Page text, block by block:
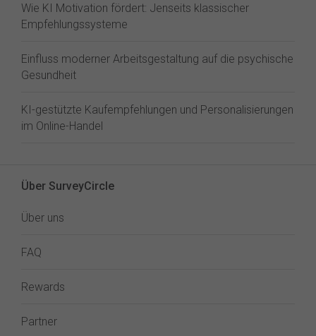
Wie KI Motivation fördert: Jenseits klassischer
Empfehlungssysteme
Einfluss moderner Arbeitsgestaltung auf die psychische
Gesundheit
KI-gestützte Kaufempfehlungen und Personalisierungen
im Online-Handel
Über SurveyCircle
Über uns
FAQ
Rewards
Partner